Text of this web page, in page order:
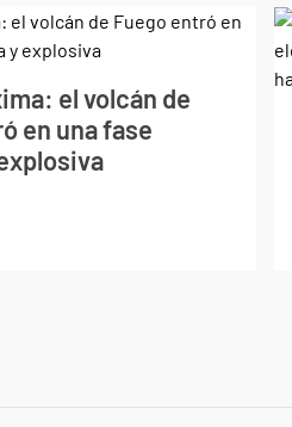
el volcán de
en una fase